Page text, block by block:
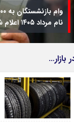
نام مرداد ۱۴۰۵ اعلام شد
بازار…